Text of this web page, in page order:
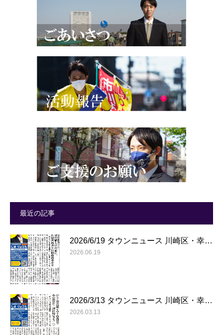
最近の記事
2026/6/19 タウンニュース 川崎区・幸…
2026.06.19
2026/3/13 タウンニュース 川崎区・幸…
2026.03.13